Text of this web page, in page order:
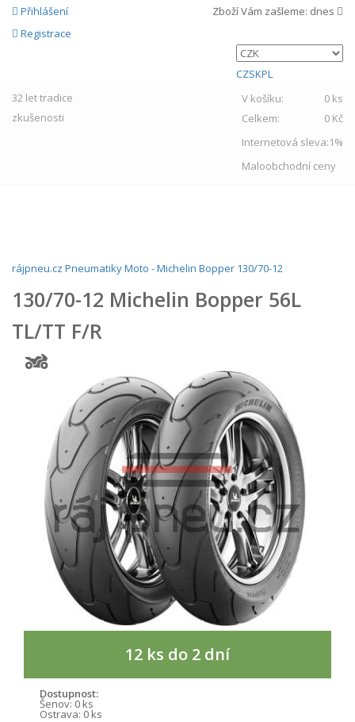
Přihlášení
Registrace
Zboží Vám zašleme: dnes
CZSKPL
32 lettradice
zkušenosti
V košíku:
0 ks
Celkem:
0 Kč
Internetová sleva:1%
Maloobchodní ceny
rájpneu.cz PneumatikyMoto -Michelin Bopper 130/70-12
130/70-12 Michelin Bopper 56L
TL/TT F/R
12 ks do 2 dní
Dostupnost:
Šenov: 0 ks
Ostrava: 0 ks